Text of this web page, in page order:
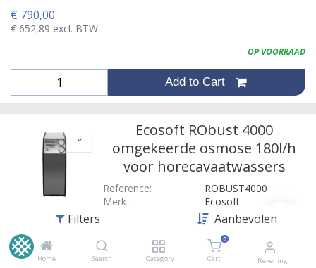
Filters Aanbevolen
Home Search Category
0
Cart Rekening
€ 790,00
€ 652,89 excl. BTW
OP VOORRAAD
Add to Cart
Ecosoft RObust 4000
omgekeerde osmose 180l/h
voor horecavaatwassers
Reference:
ROBUST4000
Merk :
Ecosoft
Liters per uur bij 20°C 180L
€2.099,00
1.734,71 excl. BTW